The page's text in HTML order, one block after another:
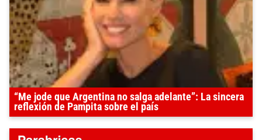
“Me jode que Argentina no salga adelante”: La sincera
reflexión de Pampita sobre el país